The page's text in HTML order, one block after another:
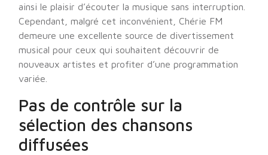
ainsi le plaisir d’écouter la musique sans interruption.
Cependant, malgré cet inconvénient, Chérie FM
demeure une excellente source de divertissement
musical pour ceux qui souhaitent découvrir de
nouveaux artistes et profiter d’une programmation
variée.
Pas de contrôle sur la
sélection des chansons
diffusées